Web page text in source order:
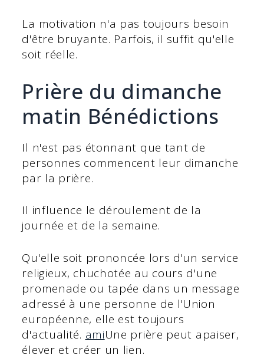
La motivation n'a pas toujours besoin
d'être bruyante. Parfois, il suffit qu'elle
soit réelle.
Prière du dimanche
matin Bénédictions
Il n'est pas étonnant que tant de
personnes commencent leur dimanche
par la prière.
Il influence le déroulement de la
journée et de la semaine.
Qu'elle soit prononcée lors d'un service
religieux, chuchotée au cours d'une
promenade ou tapée dans un message
adressé à une personne de l'Union
européenne, elle est toujours
d'actualité. amiUne prière peut apaiser,
élever et créer un lien.